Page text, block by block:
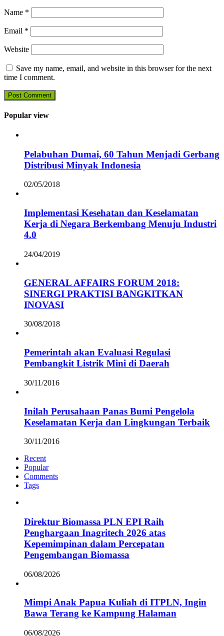
Name *
Email *
Website
Save my name, email, and website in this browser for the next
time I comment.
Popular view
Pelabuhan Dumai, 60 Tahun Menjadi Gerbang
Distribusi Minyak Indonesia
02/05/2018
Implementasi Kesehatan dan Keselamatan
Kerja di Negara Berkembang Menuju Industri
4.0
24/04/2019
GENERAL AFFAIRS FORUM 2018:
SINERGI PRAKTISI BANGKITKAN
INOVASI
30/08/2018
Pemerintah akan Evaluasi Regulasi
Pembangkit Listrik Mini di Daerah
30/11/2016
Inilah Perusahaan Panas Bumi Pengelola
Keselamatan Kerja dan Lingkungan Terbaik
30/11/2016
Recent
Popular
Comments
Tags
Direktur Biomassa PLN EPI Raih
Penghargaan Inagritech 2026 atas
Kepemimpinan dalam Percepatan
Pengembangan Biomassa
06/08/2026
Mimpi Anak Papua Kuliah di ITPLN, Ingin
Bawa Terang ke Kampung Halaman
06/08/2026